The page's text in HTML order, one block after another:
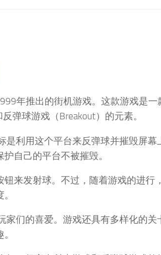
年推出的街机游戏。这款游戏是一
弹球游戏（Breakout）的元素。
是利用这个平台来反弹球并摧毁屏幕
自己的平台不被摧毁。
来发射球。不过，随着游戏的进行
家们的喜爱。游戏还具有多样化的关